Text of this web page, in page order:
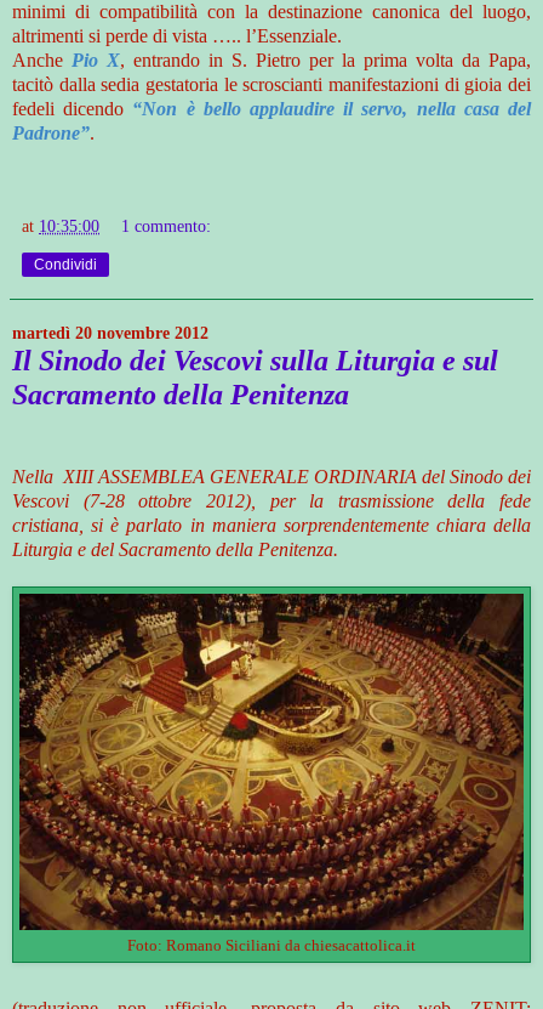
minimi di compatibilità con la destinazione canonica del luogo,
altrimenti si perde di vista ….. l’Essenziale.
Anche Pio X, entrando in S. Pietro per la prima volta da Papa,
tacitò dalla sedia gestatoria le scroscianti manifestazioni di gioia dei
fedeli dicendo “Non è bello applaudire il servo, nella casa del
Padrone”.
at 10:35:00 1 commento:
Condividi
martedì 20 novembre 2012
Il Sinodo dei Vescovi sulla Liturgia e sul
Sacramento della Penitenza
Nella XIII ASSEMBLEA GENERALE ORDINARIA del Sinodo dei
Vescovi (7-28 ottobre 2012), per la trasmissione della fede
cristiana, si è parlato in maniera sorprendentemente chiara della
Liturgia e del Sacramento della Penitenza.
Foto: Romano Siciliani da chiesacattolica.it